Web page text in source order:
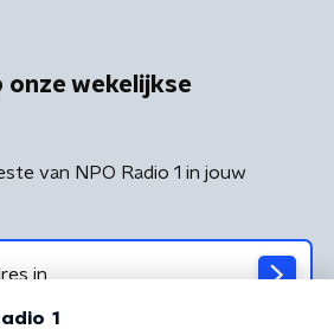
onze wekelijkse
van NPO Radio 1 in jouw